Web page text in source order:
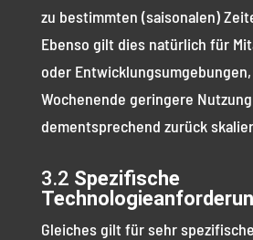
zu bestimmten (saisonalen)
Ebenso gilt dies natürlich für
oder
Wochenende geringere
dementsprechend zurück
3.2 Spezifische
Gleiches gilt für sehr